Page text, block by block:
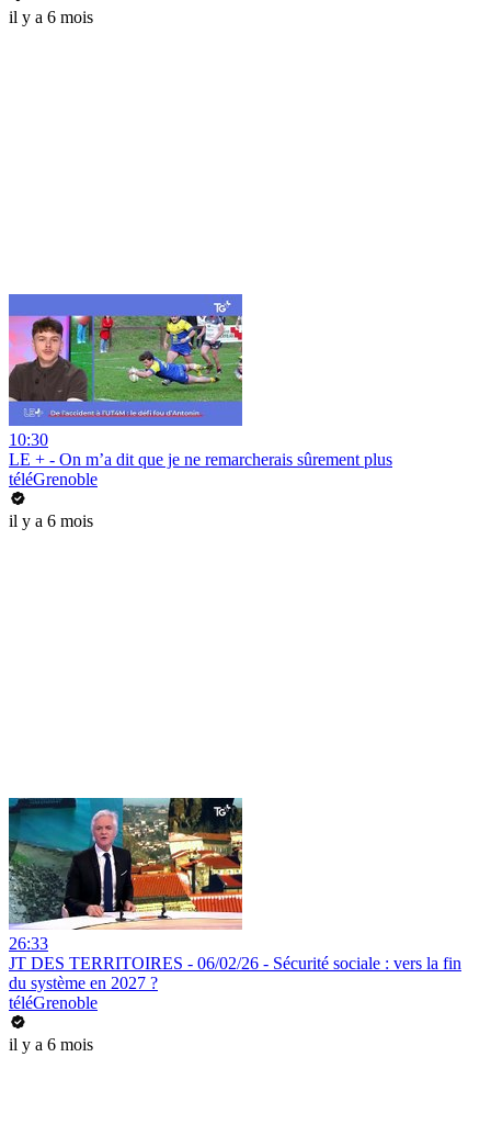
il y a 6 mois
10:30
LE + - On m’a dit que je ne remarcherais sûrement plus
téléGrenoble
il y a 6 mois
26:33
JT DES TERRITOIRES - 06/02/26 - Sécurité sociale : vers la fin
du système en 2027 ?
téléGrenoble
il y a 6 mois